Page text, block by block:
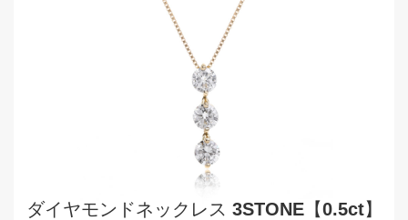
ダイヤモンドネックレス 3STONE【0.5ct】